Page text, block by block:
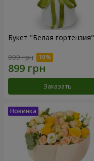
Букет "Белая гортензия"
999 грн
Заказать